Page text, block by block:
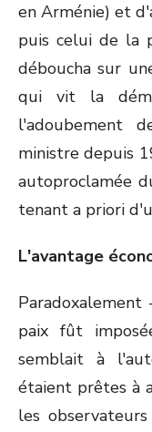
en Arménie) et
puis celui de la
déboucha sur
qui vit la
l'adoubement
ministre depuis
autoproclamée
tenant a priori
L'avantage
paix fût
semblait à
étaient prêtes à
les